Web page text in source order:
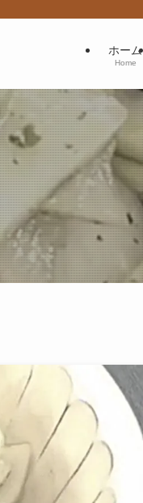
ホーム
Home